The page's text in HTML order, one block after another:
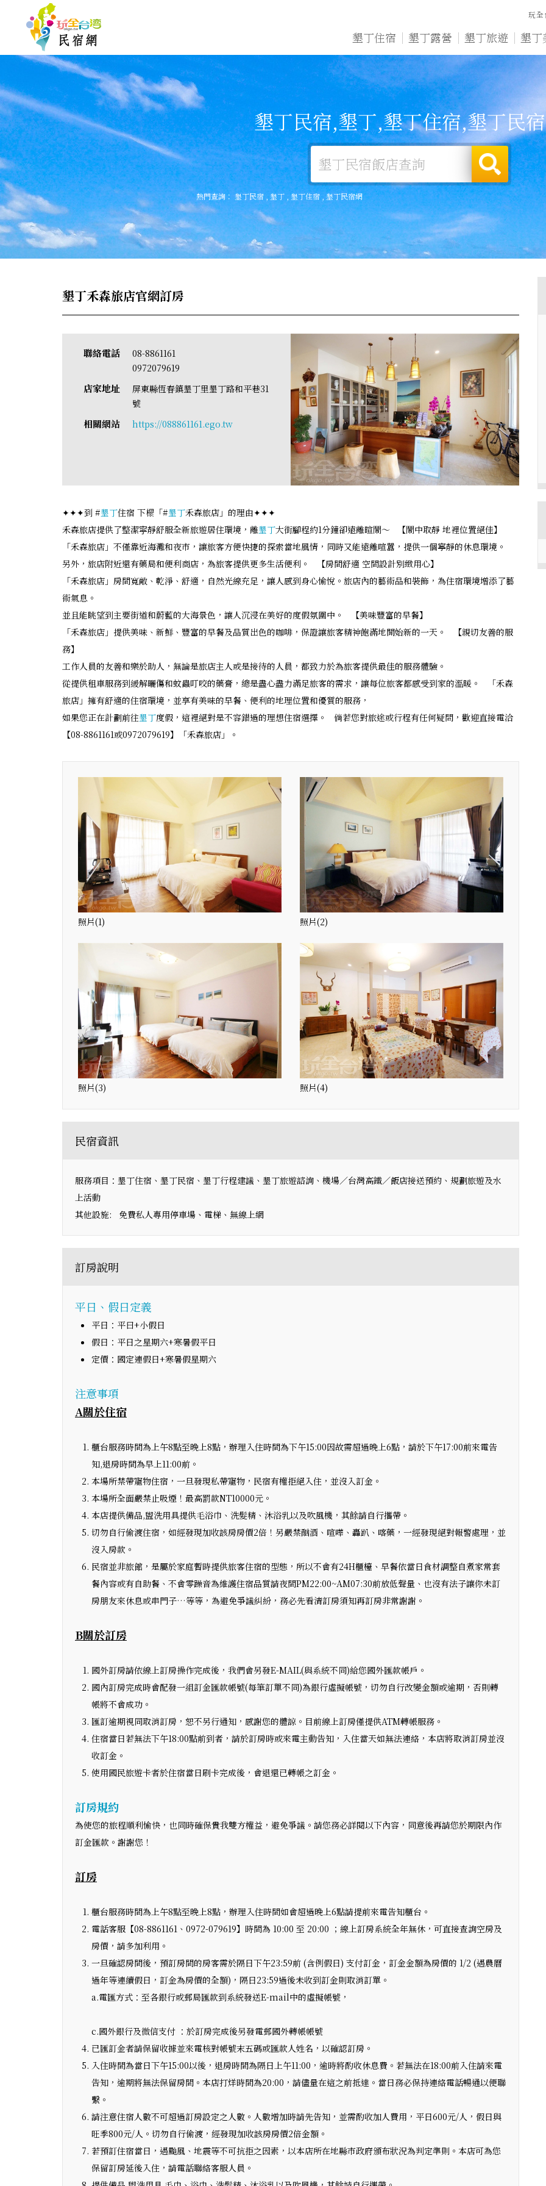
墾丁住宿 墾丁露營 墾丁旅遊 墾丁
玩全
墾丁民宿,墾丁,墾丁住宿,墾丁民
熱門查詢：墾丁民宿,墾丁 ,墾丁住宿,墾丁民宿網
墾丁禾森旅店官網訂房
聯絡電話
08-8861161
0972079619
店家地址
屏東縣恆春鎮墾丁里墾丁路和平巷31
號
相關網站 https://088861161.ego.tw
✦✦✦到 #墾丁住宿 下榻「#墾丁禾森旅店」的理由✦✦✦
禾森旅店提供了整潔寜靜舒服全新旅遊居住環境，離墾丁大街腳程約1分鐘卻遠離暄鬧～ 【鬧中取靜 地裡位置絕佳】
「禾森旅店」不僅靠近海灘和夜市，讓旅客方便快捷的探索當地風情，同時又能遠離喧囂，提供一個寧靜的休息環境。
另外，旅店附近還有藥局和便利商店，為旅客提供更多生活便利。 【房間舒適 空間設計別緻用心】
「禾森旅店」房間寬敞、乾淨、舒適，自然光線充足，讓人感到身心愉悅。旅店內的藝術品和裝飾，為住宿環境增添了藝
術氣息。
並且能眺望到主要街道和蔚藍的大海景色，讓人沉浸在美好的度假氛圍中。 【美味豐富的早餐】
「禾森旅店」提供美味、新鮮、豐富的早餐及品質出色的咖啡，保證讓旅客精神飽滿地開始新的一天。 【親切友善的服
務】
工作人員的友善和樂於助人，無論是旅店主人或是接待的人員，都致力於為旅客提供最佳的服務體驗。
從提供租車服務到緩解曬傷和蚊蟲叮咬的藥膏，總是盡心盡力滿足旅客的需求，讓每位旅客都感受到家的溫暖。 「禾森
旅店」擁有舒適的住宿環境，並享有美味的早餐、便利的地理位置和優質的服務，
如果您正在計劃前往墾丁度假，這裡絕對是不容錯過的理想住宿選擇。 倘若您對旅途或行程有任何疑問，歡迎直接電洽
【08-8861161或0972079619】「禾森旅店」。
照片(1) 照片(2)
照片(3) 照片(4)
民宿資訊
服務項目：墾丁住宿、墾丁民宿、墾丁行程建議、墾丁旅遊諮詢、機場／台灣高鐵／飯店接送預約、規劃旅遊及水
上活動
其他設施: 免費私人專用停車場、電梯、無線上網
訂房說明
平日、假日定義
平日：平曰+小假日
假日：平日之星期六+寒暑假平日
定價：國定連假日+寒暑假星期六
注意事項
A關於住宿
櫃台服務時間為上午8點至晚上8點，辦理入住時間為下午15:00因故需超過晚上6點，請於下午17:00前來電告
知,退房時間為早上11:00前。
本場所禁帶寵物住宿，一旦發現私帶寵物，民宿有權拒絕入住，並沒入訂金。
本場所全面嚴禁止吸煙！最高罰款NT10000元。
本店提供備品,盥洗用具提供毛浴巾、洗髮精、沐浴乳以及吹風機，其餘請自行攜帶。
切勿自行偷渡住宿，如經發現加收該房房價2倍！另嚴禁酗酒、喧嘩、轟趴、喀藥，一經發現絕對報警處理，並
沒入房款。
民宿並非旅館，是屬於家庭暫時提供旅客住宿的型態，所以不會有24H櫃檯、早餐依當日食材調整自煮家常套
餐內容或有自助餐、不會零躁音為維護住宿品質請夜間PM22:00~AM07:30前放低聲量、也沒有法子讓你未訂
房朋友來休息或串門子…等等，為避免爭議糾紛，務必先看清訂房須知再訂房非常謝謝。
B關於訂房
國外訂房請依線上訂房操作完成後，我們會另發E-MAIL(與系統不同)給您國外匯款帳戶。
國內訂房完成時會配發一組訂金匯款帳號(每筆訂單不同)為銀行虛擬帳號，切勿自行改變金額或逾期，否則轉
帳將不會成功。
匯訂逾期視同取消訂房，恕不另行通知，感謝您的體諒。目前線上訂房僅提供ATM轉帳服務。
住宿當日若無法下午18:00點前到者，請於訂房時或來電主動告知，入住當天如無法連絡，本店將取消訂房並沒
收訂金。
使用國民旅遊卡者於住宿當日刷卡完成後，會退還已轉帳之訂金。
訂房規約
為使您的旅程順利愉快，也同時確保貴我雙方權益，避免爭議。請您務必詳閱以下內容，同意後再請您於期限內作
訂金匯款。謝謝您！
訂房
櫃台服務時間為上午8點至晚上8點，辦理入住時間如會超過晚上6點請提前來電告知櫃台。
電話客服【08-8861161、0972-079619】時間為 10:00 至 20:00 ；線上訂房系統全年無休，可直接查詢空房及
房價，請多加利用。
一旦確認房間後，預訂房間的房客需於隔日下午23:59前 (含例假日) 支付訂金，訂金金額為房價的 1/2 (遇農曆
過年等連續假日，訂金為房價的全額)，隔日23:59過後未收到訂金則取消訂單。
a.電匯方式：至各銀行或郵局匯款到系統發送E-mail中的虛擬帳號，
c.國外銀行及微信支付 ：於訂房完成後另發電郵國外轉帳帳號
已匯訂金者請保留收據並來電核對帳號末五碼或匯款人姓名，以確認訂房。
入住時間為當日下午15:00以後，退房時間為隔日上午11:00，逾時將酌收休息費。若無法在18:00前入住請來電
告知，逾期將無法保留房間。本店打烊時間為20:00，請儘量在這之前抵達。當日務必保持連絡電話暢通以便聯
繫。
請注意住宿人數不可超過訂房設定之人數。人數增加時請先告知，並需酌收加人費用，平日600元/人，假日與
旺季800元/人。切勿自行偷渡，經發現加收該房房價2倍金額。
若預訂住宿當日，遇颱風、地震等不可抗拒之因素，以本店所在地縣市政府頒布狀況為判定準則。本店可為您
保留訂房延後入住，請電話聯絡客服人員。